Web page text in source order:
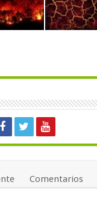
Comentarios